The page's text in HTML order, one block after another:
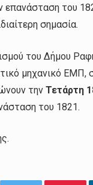
επανάσταση του
σημασία.
του Δήμου
μηχανικό ΕΜΠ,
τηνΤετάρτη
του 1821.